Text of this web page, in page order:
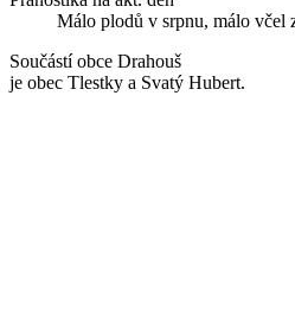
Málo plodů v srpnu, málo včel
Součástí obce Drahouš
je obec Tlestky a Svatý Hubert.